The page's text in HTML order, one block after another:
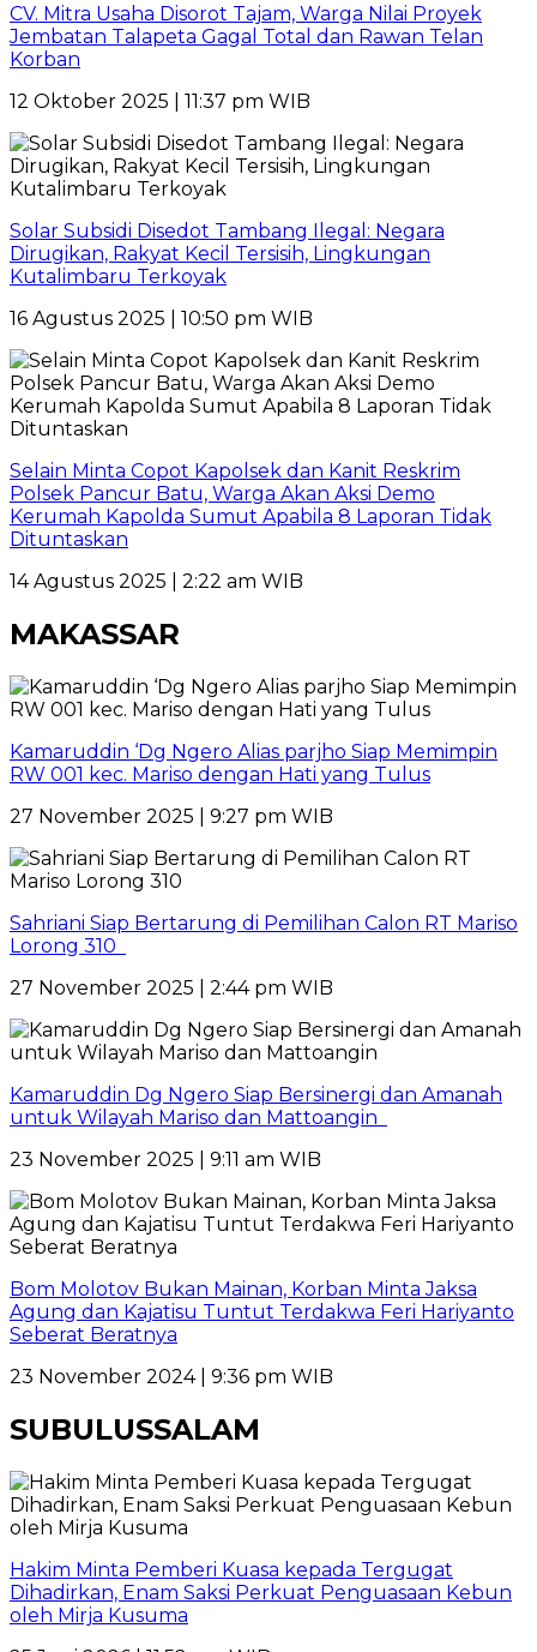
CV. Mitra Usaha Disorot Tajam, Warga Nilai Proyek
Jembatan Talapeta Gagal Total dan Rawan Telan
Korban
12 Oktober 2025 | 11:37 pm WIB
Solar Subsidi Disedot Tambang Ilegal: Negara
Dirugikan, Rakyat Kecil Tersisih, Lingkungan
Kutalimbaru Terkoyak
16 Agustus 2025 | 10:50 pm WIB
Selain Minta Copot Kapolsek dan Kanit Reskrim
Polsek Pancur Batu, Warga Akan Aksi Demo
Kerumah Kapolda Sumut Apabila 8 Laporan Tidak
Dituntaskan
14 Agustus 2025 | 2:22 am WIB
MAKASSAR
Kamaruddin ‘Dg Ngero Alias parjho Siap Memimpin
RW 001 kec. Mariso dengan Hati yang Tulus
27 November 2025 | 9:27 pm WIB
Sahriani Siap Bertarung di Pemilihan Calon RT Mariso
Lorong 310
27 November 2025 | 2:44 pm WIB
Kamaruddin Dg Ngero Siap Bersinergi dan Amanah
untuk Wilayah Mariso dan Mattoangin
23 November 2025 | 9:11 am WIB
Bom Molotov Bukan Mainan, Korban Minta Jaksa
Agung dan Kajatisu Tuntut Terdakwa Feri Hariyanto
Seberat Beratnya
23 November 2024 | 9:36 pm WIB
SUBULUSSALAM
Hakim Minta Pemberi Kuasa kepada Tergugat
Dihadirkan, Enam Saksi Perkuat Penguasaan Kebun
oleh Mirja Kusuma